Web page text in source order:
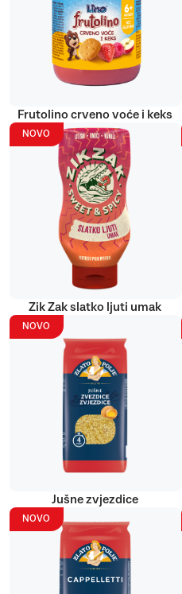
Frutolino crveno voće i keks
NOVO
Zik Zak slatko ljuti umak
NOVO
Jušne zvjezdice
NOVO